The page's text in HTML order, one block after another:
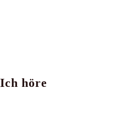
Ich höre